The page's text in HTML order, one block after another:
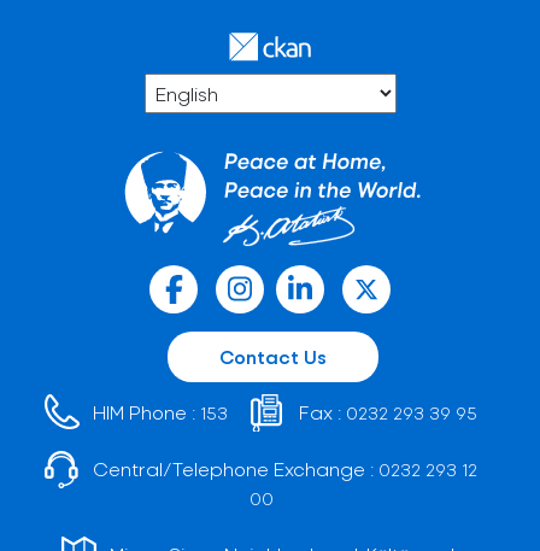
Contact Us
HIM Phone : 153 Fax : 0232 293 39 95
Central/Telephone Exchange : 0232 293 12
00